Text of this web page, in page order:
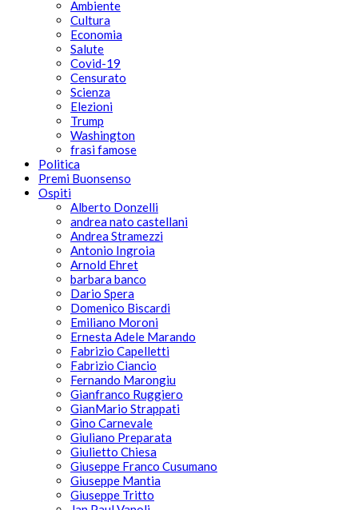
Ambiente
Cultura
Economia
Salute
Covid-19
Censurato
Scienza
Elezioni
Trump
Washington
frasi famose
Politica
Premi Buonsenso
Ospiti
Alberto Donzelli
andrea nato castellani
Andrea Stramezzi
Antonio Ingroia
Arnold Ehret
barbara banco
Dario Spera
Domenico Biscardi
Emiliano Moroni
Ernesta Adele Marando
Fabrizio Capelletti
Fabrizio Ciancio
Fernando Marongiu
Gianfranco Ruggiero
GianMario Strappati
Gino Carnevale
Giuliano Preparata
Giulietto Chiesa
Giuseppe Franco Cusumano
Giuseppe Mantia
Giuseppe Tritto